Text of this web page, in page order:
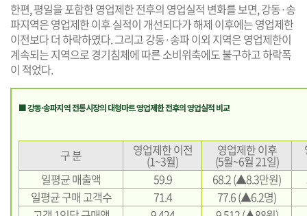
한편, 평일을 포함한 영업제한 전후의 영업실적 변화를 보면, 강동·송
파지역은 영업제한 이후 실적이 개선되다가 해제 이후에는 영업제한
이전보다 더 하락하였다. 그리고 강동·송파 이외 지역은 영업제한이
계속되는 지역으로 경기침체에 따른 소비위축에도 불구하고 하락폭
이 적었다.
■ 강동·송파지역 전통시장의 대형마트 영업제한 전후의 영업실적 비교
구 분 영업제한 이전
(1~3월)
영업제한 이후
(5월~6월 21일)
일평균 매출액
59.9 68.2 (▲8.3만원)
일평균 구매 고객수
71.4
77.6 (▲6.2명)